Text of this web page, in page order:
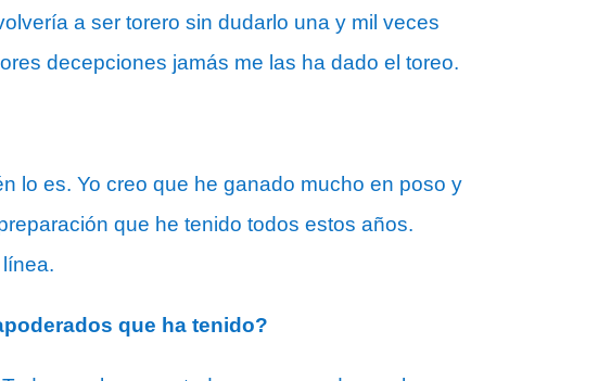
a ser torero sin dudarlo una y mil veces
decepciones jamás me las ha dado el toreo.
lo es. Yo creo que he ganado mucho en poso y
que he tenido todos estos años.
que ha tenido?